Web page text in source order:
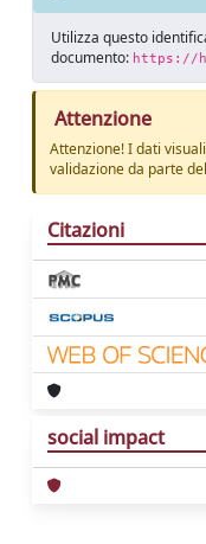
Utilizza questo
documento: https://
Attenzione
Attenzione! I dati
validazione da parte
Citazioni
social impact